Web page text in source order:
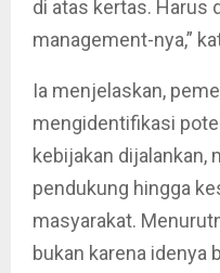
di atas kertas. Harus
management-nya,”
Ia menjelaskan,
mengidentifikasi
kebijakan dijalankan,
pendukung hingga
masyarakat.
bukan karena idenya